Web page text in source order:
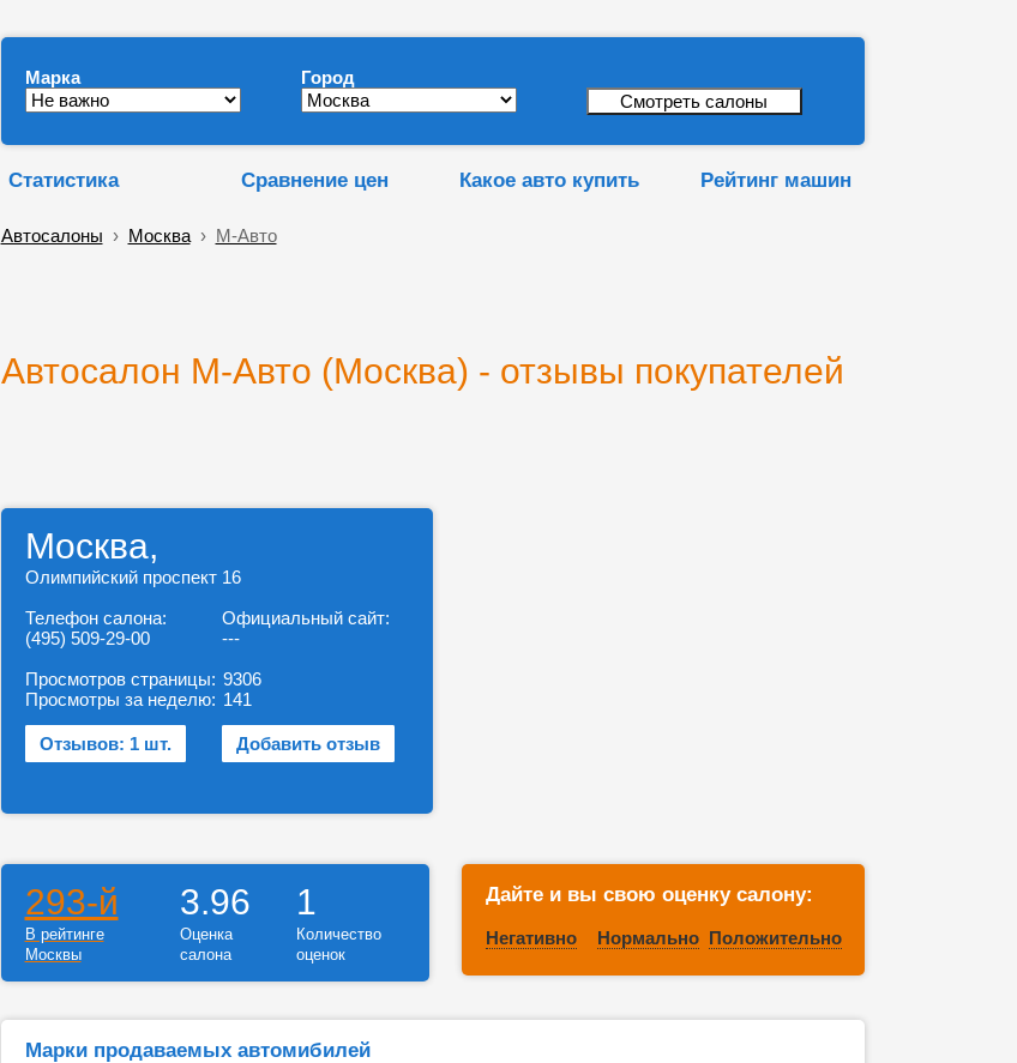
Марка Город
Статистика Сравнение цен Какое авто купить Рейтинг машин
Автосалоны › Москва› M-Авто
Автосалон M-Авто (Москва) - отзывы покупателей
Москва,
Олимпийский проспект 16
Телефон салона:
(495) 509-29-00
Официальный сайт:
---
Просмотров страницы:
Просмотры за неделю:
9306
141
Отзывов: 1 шт. Добавить отзыв
293-й
В рейтинге
Москвы
3.96
Оценка
салона
1
Количество
оценок
Дайте и вы свою оценку салону:
Негативно Нормально Положительно
Марки продаваемых автомибилей